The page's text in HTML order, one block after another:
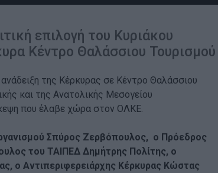
επιλογή του Κυριάκου
Κέντρο Θαλάσσιου Τουρισμού
της Κέρκυρας σε Κέντρο Θαλάσσιου
και της Ανατολικής Μεσογείου
που έλαβε χώρα στον ΟΛΚΕ.
Σπύρος Ζερβόπουλος, ο Πρόεδρος
του ΤΑΙΠΕΔ Δημήτρης Πολίτης, ο
ο Αντιπεριφερειάρχης Κέρκυρας Κώστας